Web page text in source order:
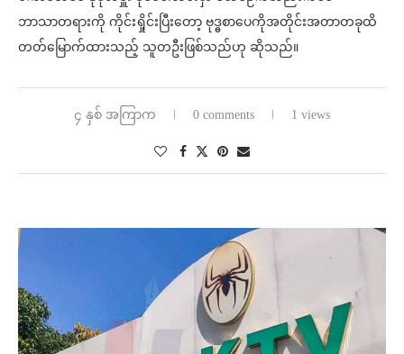
ဘာသာတရားကို ကိုင်းရှိုင်းပြီးတော့ ဗုဒ္ဓစာပေကိုအတိုင်းအတာတခုထိ
တတ်မြောက်ထားသည့် သူတဦးဖြစ်သည်ဟု ဆိုသည်။
၄ နှစ် အကြာက 0 comments 1 views